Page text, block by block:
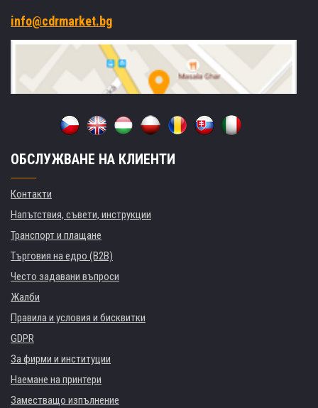
info@cdrmarket.bg
ОБСЛУЖВАНЕ НА КЛИЕНТИ
Контакти
Напътствия, съвети, инструкции
Транспорт и плащане
Търговия на едро (B2B)
Често задавани въпроси
Жалби
Правила и условия и бисквитки
GDPR
За фирми и институции
Наемане на принтери
Заместващо изпълнение